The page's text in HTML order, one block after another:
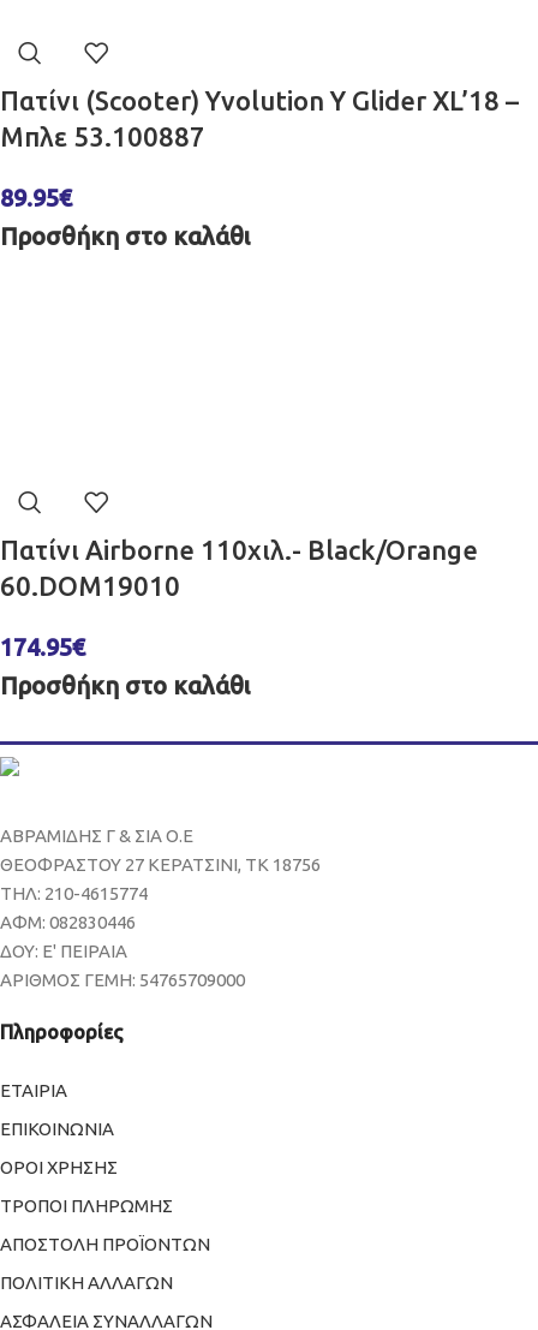
Πατίνι (Scooter) Yvolution Y Glider XL’18 –
Μπλε 53.100887
89.95€
Προσθήκη στο καλάθι
Πατίνι Airborne 110χιλ.- Black/Orange
60.DOM19010
174.95€
Προσθήκη στο καλάθι
ΑΒΡΑΜΙΔΗΣ Γ & ΣΙΑ Ο.Ε
ΘΕΟΦΡΑΣΤΟΥ 27 ΚΕΡΑΤΣΙΝΙ, ΤΚ 18756
ΤΗΛ: 210-4615774
ΑΦΜ: 082830446
ΔΟΥ: Ε' ΠΕΙΡΑΙΑ
ΑΡΙΘΜΟΣ ΓΕΜΗ: 54765709000
Πληροφορίες
ΕΤΑΙΡΙΑ
ΕΠΙΚΟΙΝΩΝΙΑ
ΟΡΟΙ ΧΡΗΣΗΣ
ΤΡΟΠΟΙ ΠΛΗΡΩΜΗΣ
ΑΠΟΣΤΟΛΗ ΠΡΟΪΟΝΤΩΝ
ΠΟΛΙΤΙΚΗ ΑΛΛΑΓΩΝ
ΑΣΦΑΛΕΙΑ ΣΥΝΑΛΛΑΓΩΝ